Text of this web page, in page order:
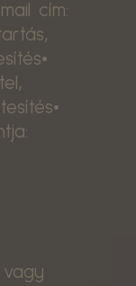
cím: